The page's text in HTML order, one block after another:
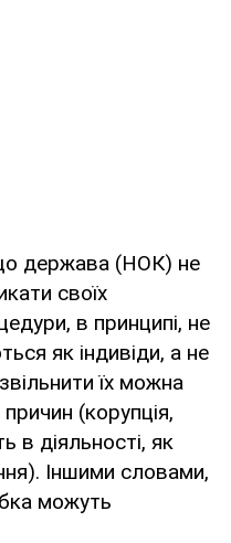
держава (НОК) не
своїх
в принципі, не
як індивіди, а не
їх можна
(корупція,
в діяльності, як
Іншими словами,
можуть